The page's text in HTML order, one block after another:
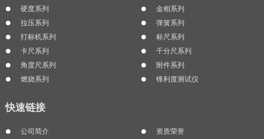
硬度系列
金相系列
拉压系列
弹簧系列
打标机系列
标尺系列
卡尺系列
千分尺系列
角度尺系列
附件系列
燃烧系列
锋利度测试仪
快速链接
公司简介
资质荣誉